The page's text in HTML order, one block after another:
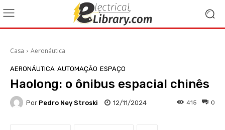
Casa Aeronáutica
AERONÁUTICA AUTOMAÇÃO ESPAÇO
Haolong: o ônibus espacial chinês
Por Pedro Ney Stroski 12/11/2024 0
415